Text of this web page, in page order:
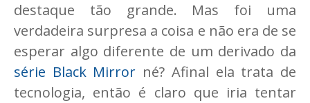
destaque tão grande. Mas foi uma
verdadeira surpresa a coisa e não era de se
esperar algo diferente de um derivado da
série Black Mirror né? Afinal ela trata de
tecnologia, então é claro que iria tentar